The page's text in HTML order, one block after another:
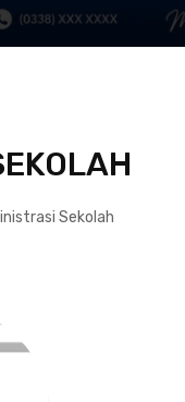
Sekolah